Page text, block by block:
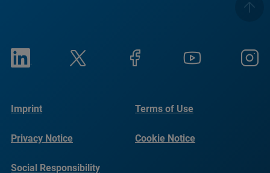
Imprint Terms of Use
Privacy Notice Cookie Notice
Social Responsibility